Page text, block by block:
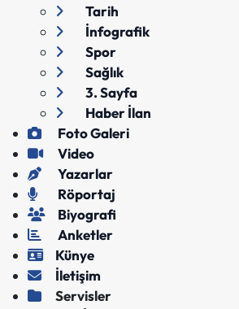
Tarih
İnfografik
Spor
Sağlık
3. Sayfa
Haber İlan
Foto Galeri
Video
Yazarlar
Röportaj
Biyografi
Anketler
Künye
İletişim
Servisler